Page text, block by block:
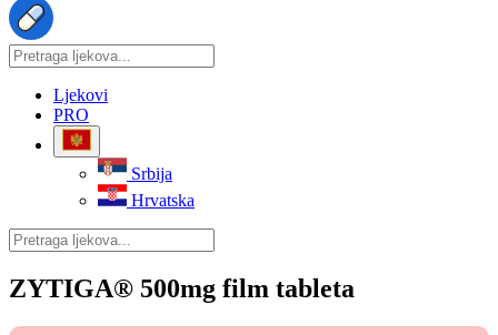
Ljekovi
PRO
Srbija
Hrvatska
ZYTIGA® 500mg film tableta